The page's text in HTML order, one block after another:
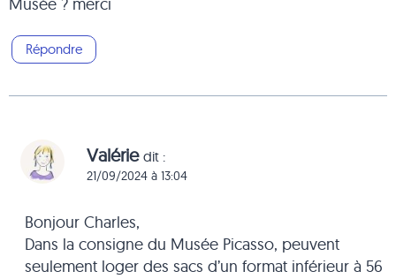
Répondre
Valérie dit :
21/09/2024 à 13:04
Bonjour Charles,
Dans la consigne du Musée Picasso, peuvent
seulement loger des sacs d’un format inférieur à 56